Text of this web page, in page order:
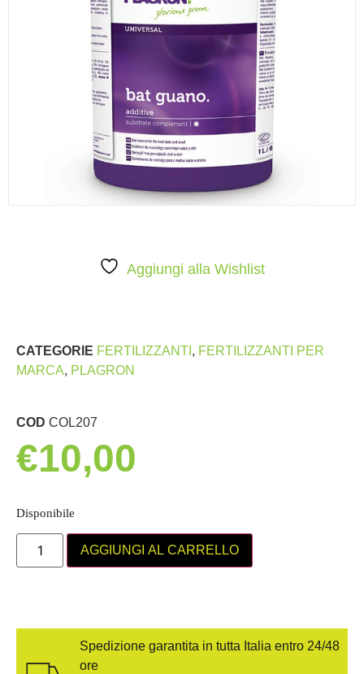
Aggiungi alla Wishlist
CATEGORIE FERTILIZZANTI , FERTILIZZANTI PER
MARCA, PLAGRON
COD COL207
€10,00
Disponibile
AGGIUNGI AL CARRELLO
Spedizione garantita in tutta Italia entro 24/48
ore